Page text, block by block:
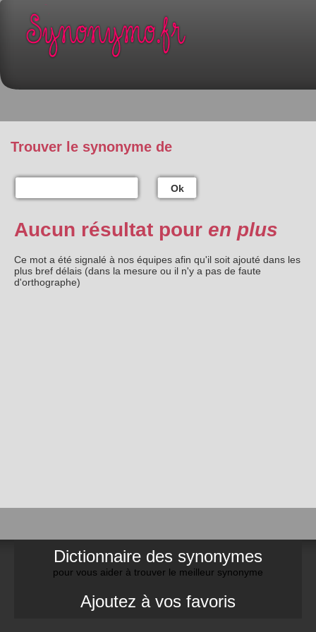
Trouver le synonyme de
Ok
Aucun résultat pour en plus
Ce mot a été signalé à nos équipes afin qu'il soit ajouté dans les
plus bref délais (dans la mesure ou il n'y a pas de faute
d'orthographe)
Dictionnaire des synonymes
pour vous aider à trouver le meilleur synonyme
Ajoutez à vos favoris